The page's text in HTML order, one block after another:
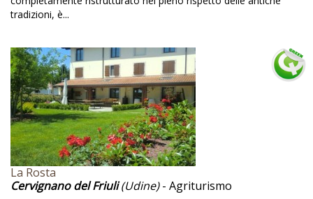
Giochi
Giornate nell'orto
Glicine monumentale
Gorizia
Grappe
Grotta artificiale
Hotel
tradizioni, è...
La Rosta
Cervignano del Friuli(Udine)- Agriturismo